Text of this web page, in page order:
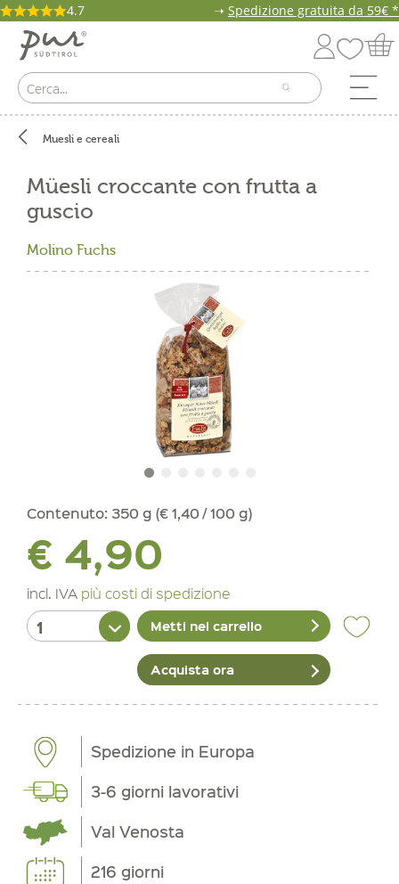
4.7 ➝ Spedizione gratuita da 59€ *
Muesli e cereali
Müesli croccante con frutta a
guscio
Molino Fuchs
Contenuto: 350 g (€ 1,40 / 100 g)
€ 4,90
incl. IVA più costi di spedizione
Metti nel carrello
Acquista ora
Spedizione in Europa
3-6 giorni lavorativi
Val Venosta
216 giorni